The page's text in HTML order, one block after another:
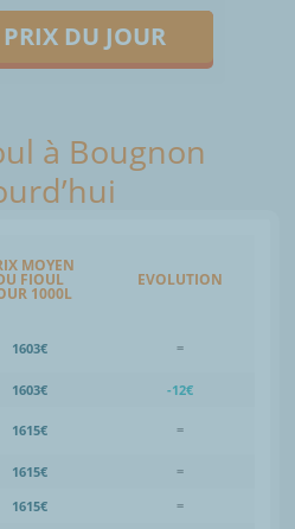
DU JOUR
à Bougnon
MOYEN
FIOUL
1000L
EVOLUTION
1603€ =
1603€
-12€
1615€ =
1615€
=
1615€
=